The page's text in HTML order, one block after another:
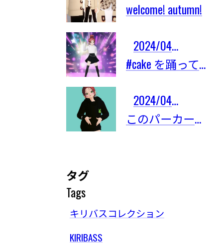
welcome! autumn!
2024/04/03
#cake を踊ってみたよ！
2024/04/03
このパーカーは限定101着しかないの！
タグ
Tags
キリバスコレクション
KIRIBASS